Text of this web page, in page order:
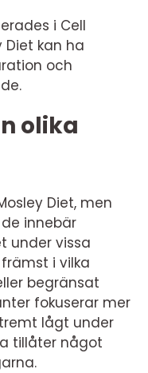
i Cell
Diet kan ha
och
olika
Diet, men
innebär
under vissa
i vilka
begränsat
fokuserar mer
lågt under
tillåter något